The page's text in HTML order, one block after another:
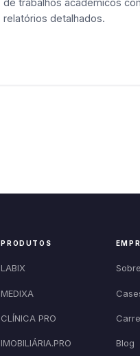
relatórios detalhados.
PRODUTOS
LABIX
MEDIXA
CLÍNICA PRO
IMOBILIÁRIA.PRO Blog